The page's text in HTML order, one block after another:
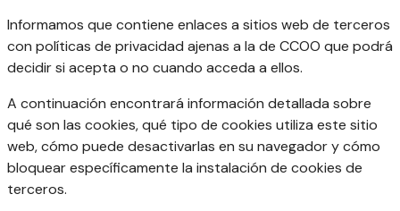
Informamos que contiene enlaces a sitios web de terceros
con políticas de privacidad ajenas a la de CCOO que podrá
decidir si acepta o no cuando acceda a ellos.
A continuación encontrará información detallada sobre
qué son las cookies, qué tipo de cookies utiliza este sitio
web, cómo puede desactivarlas en su navegador y cómo
bloquear específicamente la instalación de cookies de
terceros.